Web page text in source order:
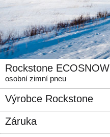
Rockstone ECOSNOW
osobní zimní pneu
Výrobce Rockstone
Záruka